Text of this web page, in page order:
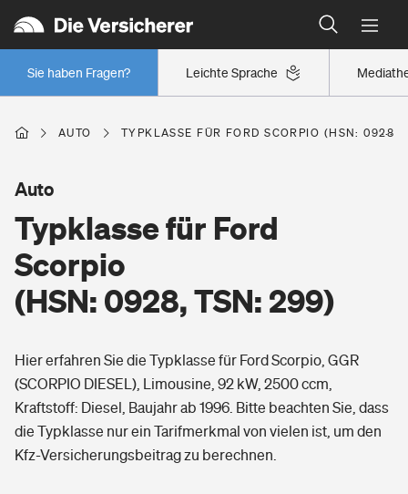
Leichte Sprache
Sie haben Fragen?
Wer versichert was: Jetzt Versicherer finden
Regionalklassen: So ist Ihre Region eingestuft
Wer versichert was: Jetzt Versicherer finden
Berufsunfähigkeitsversicherung
Erwerbsunfähigkeitsversicherung
Arbeitsrechtsschutz
Berufshaftpflichtversicherung
Wohnen
Wohngebäudeversicherung
Hausratversicherung
Elementarversicherung
Photovoltaik
Pri­vate Haft­pflicht­
Rechts­schutz­ver­si­che­rung
Gesundheit
Private Krankenversicherung
AUTO TYPKLASSE FÜR FORD SCORPIO (HSN: 0928,
Typklasse für Ford
Scorpio
(HSN: 0928, TSN: 299)
Auto
Hier erfahren Sie die Typklasse für Ford Scorpio, GGR
(SCORPIO DIESEL), Limousine, 92 kW, 2500 ccm,
Kraftstoff: Diesel, Baujahr ab 1996. Bitte beachten Sie, dass
die Typklasse nur ein Tarifmerkmal von vielen ist, um den
Kfz-Versicherungsbeitrag zu berechnen.